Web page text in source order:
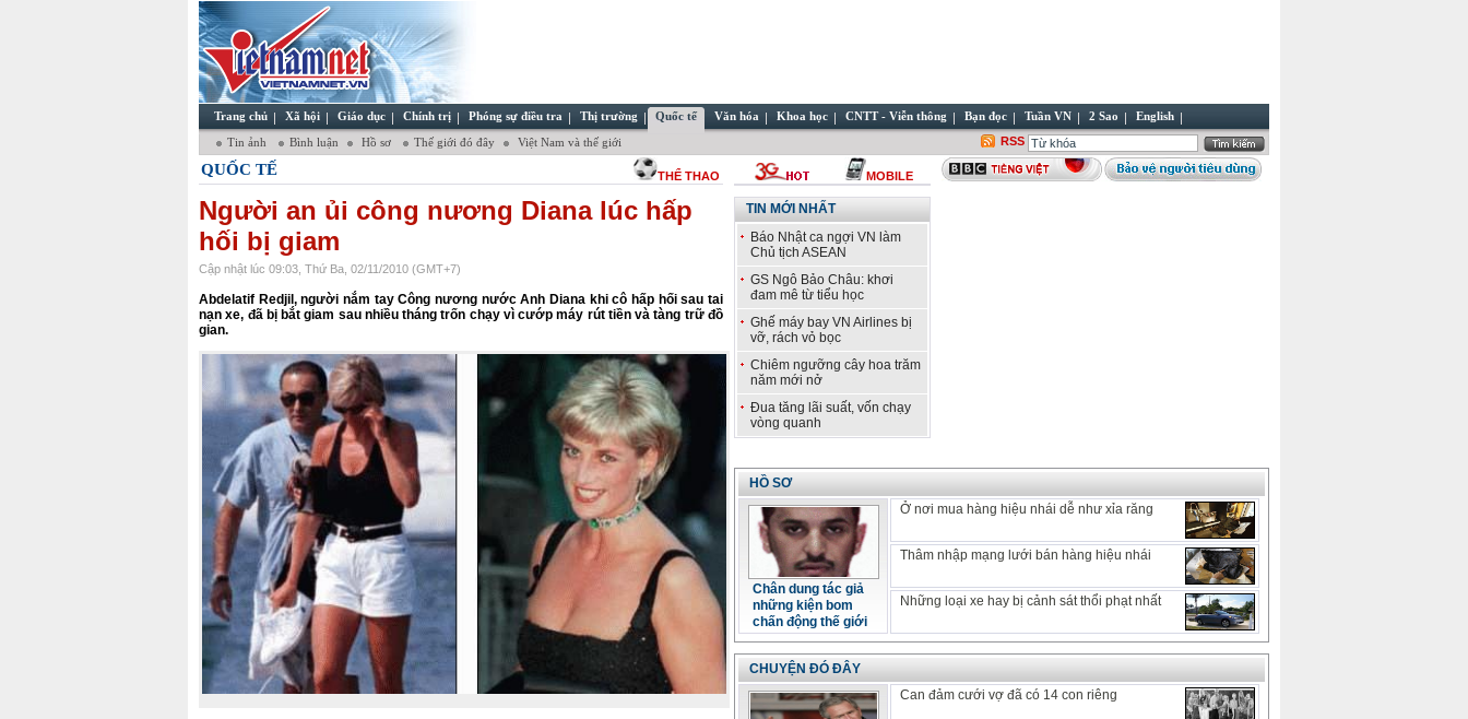
Trang chủ Xã hội Giáo dục Chính trị Phóng sự điều tra Thị trường Quốc tế Văn hóa Khoa học CNTT - Viễn thông Bạn đọc Tuần VN 2 Sao English
Tin ảnh Bình luận Hồ sơ Thế giới đó đây Việt Nam và thế giới RSS
QUỐC TẾ THỂ THAO MOBILE
Người an ủi công nương Diana lúc hấp
hối bị giam
Cập nhật lúc 09:03, Thứ Ba, 02/11/2010 (GMT+7)
Abdelatif Redjil, người nắm tay Công nương nước Anh Diana khi cô hấp hối sau tai
nạn xe, đã bị bắt giam sau nhiều tháng trốn chạy vì cướp máy rút tiền và tàng trữ đồ
gian.
TIN MỚI NHẤT
Báo Nhật ca ngợi VN làm
Chủ tịch ASEAN
GS Ngô Bảo Châu: khơi
đam mê từ tiểu học
Ghế máy bay VN Airlines bị
vỡ, rách vỏ bọc
Chiêm ngưỡng cây hoa trăm
năm mới nở
Đua tăng lãi suất, vốn chạy
vòng quanh
HỒ SƠ
Chân dung tác giả
những kiện bom
chấn động thế giới
Ở nơi mua hàng hiệu nhái dễ như xỉa răng
Thâm nhập mạng lưới bán hàng hiệu nhái
Những loại xe hay bị cảnh sát thổi phạt nhất
CHUYỆN ĐÓ ĐÂY
Can đảm cưới vợ đã có 14 con riêng